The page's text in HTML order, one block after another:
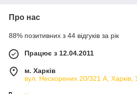
Про нас
88% позитивних з 44 відгуків за рік
Працює з 12.04.2011
м. Харків
вул. Нескорених 20/321 А, Харків,